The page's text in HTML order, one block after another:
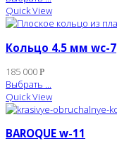
Quick View
Кольцо 4.5 мм wc-7
185 000 Р
Выбрать ...
Quick View
BAROQUE w-11